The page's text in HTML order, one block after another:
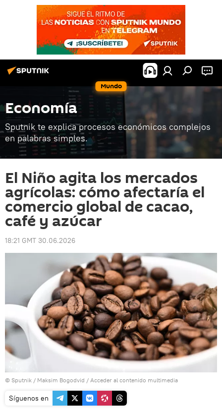
Mundo
Economía
Sputnik te explica procesos económicos complejos
en palabras simples.
El Niño agita los mercados
agrícolas: cómo afectaría el
comercio global de cacao,
café y azúcar
18:21 GMT 30.06.2026
© Sputnik / Maksim Bogodvid / Acceder al contenido multimedia
Síguenos en